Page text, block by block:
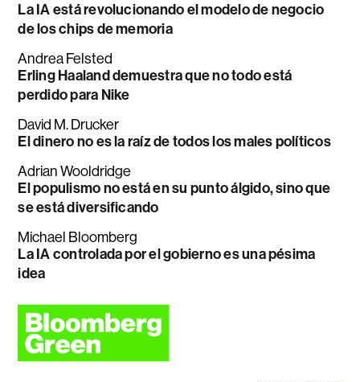
La IA está revolucionando el modelo de negocio
de los chips de memoria
Andrea Felsted
Erling Haaland demuestra que no todo está
perdido para Nike
David M. Drucker
El dinero no es la raíz de todos los males políticos
Adrian Wooldridge
El populismo no está en su punto álgido, sino que
se está diversificando
Michael Bloomberg
La IA controlada por el gobierno es una pésima
idea